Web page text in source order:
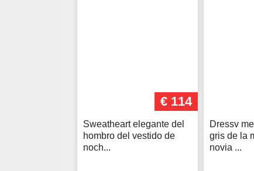
€ 114
Sweatheart elegante del
hombro del vestido de
noch...
Dressv
gris de la
novia ...